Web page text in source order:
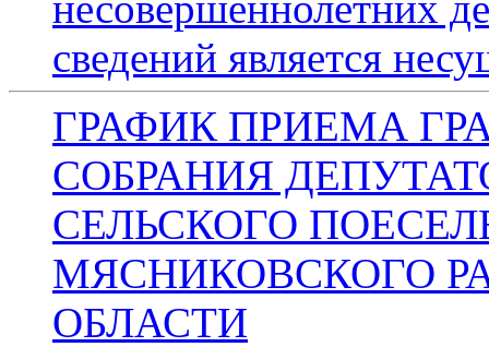
сведений является
ГРАФИК ПРИЕМА
СОБРАНИЯ
СЕЛЬСКОГО
МЯСНИКОВСКОГО
ОБЛАСТИ